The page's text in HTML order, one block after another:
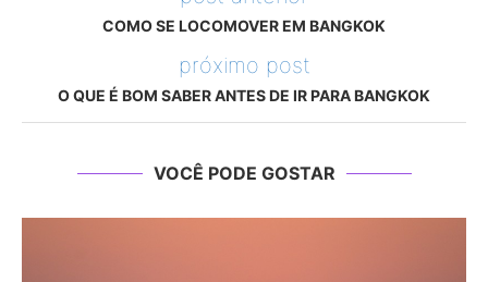
COMO SE LOCOMOVER EM BANGKOK
próximo post
O QUE É BOM SABER ANTES DE IR PARA BANGKOK
VOCÊ PODE GOSTAR